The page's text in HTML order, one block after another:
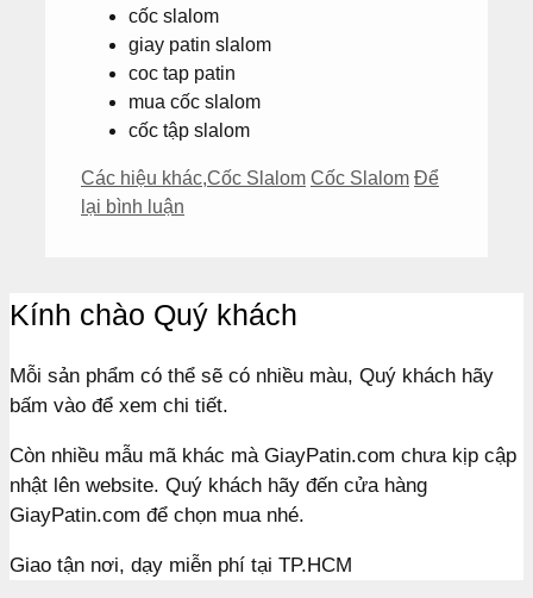
cốc slalom
giay patin slalom
coc tap patin
mua cốc slalom
cốc tập slalom
Danh
mục
Các hiệu khác,Cốc Slalom Thẻ
Cốc Slalom Để
lại bình luận
Kính chào Quý khách
Mỗi sản phẩm có thể sẽ có nhiều màu, Quý khách hãy
bấm vào để xem chi tiết.
Còn nhiều mẫu mã khác mà GiayPatin.com chưa kịp cập
nhật lên website. Quý khách hãy đến cửa hàng
GiayPatin.com để chọn mua nhé.
Giao tận nơi, dạy miễn phí tại TP.HCM